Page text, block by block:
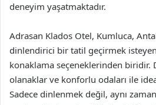
deneyim yaşatmaktadır.
Adrasan Klados Otel, Kumluca,
dinlendirici bir tatil geçirmek
konaklama seçeneklerinden biridir.
olanaklar ve konforlu odaları ile
Sadece dinlenmek değil, aynı